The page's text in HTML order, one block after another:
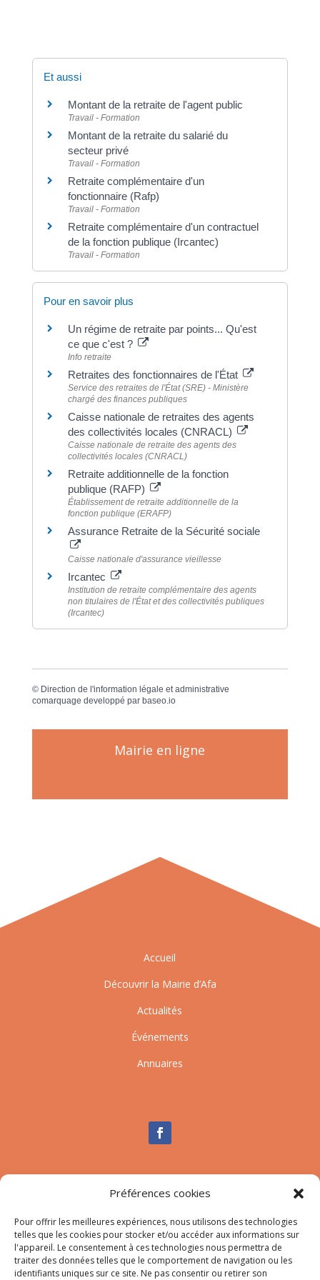
Préférences cookies
Pour offrir les meilleures expériences, nous utilisons des technologies
telles que les cookies pour stocker et/ou accéder aux informations sur
l'appareil. Le consentement à ces technologies nous permettra de
traiter des données telles que le comportement de navigation ou les
identifiants uniques sur ce site. Ne pas consentir ou retirer son
Et aussi
Montant de la retraite de l'agent public
Travail - Formation
Montant de la retraite du salarié du
secteur privé
Travail - Formation
Retraite complémentaire d'un
fonctionnaire (Rafp)
Travail - Formation
Retraite complémentaire d'un contractuel
de la fonction publique (Ircantec)
Travail - Formation
Pour en savoir plus
Un régime de retraite par points... Qu'est
ce que c'est ?
Info retraite
Retraites des fonctionnaires de l'État
Service des retraites de l'État (SRE) - Ministère
chargé des finances publiques
Caisse nationale de retraites des agents
des collectivités locales (CNRACL)
Caisse nationale de retraite des agents des
collectivités locales (CNRACL)
Retraite additionnelle de la fonction
publique (RAFP)
Établissement de retraite additionnelle de la
fonction publique (ERAFP)
Assurance Retraite de la Sécurité sociale
Caisse nationale d'assurance vieillesse
Ircantec
Institution de retraite complémentaire des agents
non titulaires de l'État et des collectivités publiques
(Ircantec)
© Direction de l'information légale et administrative
comarquage developpé par baseo.io
Mairie en ligne
Accueil
Découvrir la Mairie d’Afa
Actualités
Événements
Annuaires
Nous contacter
Mail:secretariat-mairie@afa.corsica
Adresse :785 Strada d’Afà – Merria 20167 Afa